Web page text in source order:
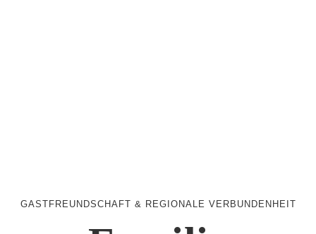
GASTFREUNDSCHAFT & REGIONALE VERBUNDENHEIT